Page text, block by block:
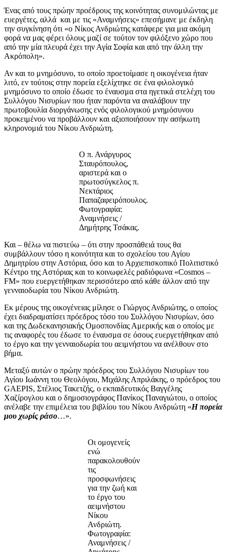
Ένας από τους πρώην προέδρους της κοινότητας συνομιλώντας με
ευεργέτες, αλλά και με τις «Αναμνήσεις» επεσήμανε με έκδηλη
την συγκίνηση ότι «ο Νίκος Ανδριώτης κατάφερε για μια ακόμη
φορά να μας φέρει όλους μαζί σε τούτον τον φιλόξενο χώρο που
από την μία πλευρά έχει την Αγία Σοφία και από την άλλη την
Ακρόπολη».
Αν και το μνημόσυνο, το οποίο προετοίμασε η οικογένεια ήταν
λιτό, εν τούτοις στην πορεία εξελίχτηκε σε ένα φιλολογικό
μνημόσυνο το οποίο έδωσε το έναυσμα στα ηγετικά στελέχη του
Συλλόγου Νισυρίων που ήταν παρόντα να αναλάβουν την
πρωτοβουλία διοργάνωσης ενός φιλολογικού μνημόσυνου
προκειμένου να προβάλλουν και αξιοποιήσουν την ασήκωτη
κληρονομιά του Νίκου Ανδριώτη.
Ο π. Ανάργυρος
Σταυρόπουλος,
αριστερά και ο
πρωτοσύγκελος π.
Νεκτάριος
Παπαζαφειρόπουλος.
Φωτογραφία:
Αναμνήσεις /
Δημήτρης Τσάκας.
Και – θέλω να πιστεύω – ότι στην προσπάθειά τους θα
συμβάλλουν τόσο η κοινότητα και το σχολείου του Αγίου
Δημητρίου στην Αστόρια, όσο και το Αρχιεπισκοπικό Πολιτιστικό
Κέντρο της Αστόριας και το κοινωφελές ραδιόφωνα «Cosmos –
FM» που ευεργετήθηκαν περισσότερο από κάθε άλλον από την
γενναιοδωρία του Νίκου Ανδριώτη.
Εκ μέρους της οικογένειας μίλησε ο Γιώργος Ανδριώτης, ο οποίος
έχει διαδραματίσει πρόεδρος τόσο του Συλλόγου Νισυρίων, όσο
και της Δωδεκανησιακής Ομοσπονδίας Αμερικής και ο οποίος με
τις αναφορές του έδωσε το έναυσμα σε όσους ευεργετήθηκαν από
το έργο και την γενναιοδωρία του αειμνήστου να ανέλθουν στο
βήμα.
Μεταξύ αυτών ο πρώην πρόεδρος του Συλλόγου Νισυρίων του
Αγίου Ιωάννη του Θεολόγου, Μιχάλης Απριλάκης, ο πρόεδρος του
GAEPIS, Στέλιος Τακετζής, ο εκπαιδευτικός Βαγγέλης
Χαζίρογλου και ο δημοσιογράφος Πανίκος Παναγιώτου, ο οποίος
ανέλαβε την επιμέλεια του βιβλίου του Νίκου Ανδριώτη «Η πορεία
μου χωρίς ράσο…».
Οι ομογενείς
ενώ
παρακολουθούν
τις
προσφωνήσεις
για την ζωή και
το έργο του
αειμνήστου
Νίκου
Ανδριώτη.
Φωτογραφία:
Αναμνήσεις /